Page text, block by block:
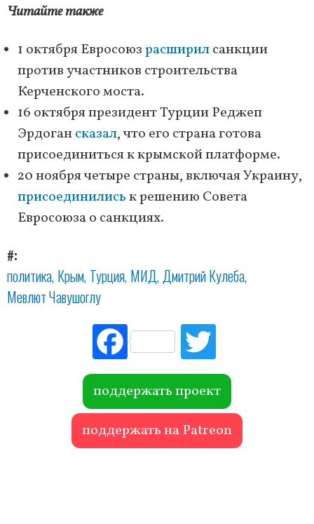
Читайте также
1 октября Евросоюзрасширилсанкции
против участников строительства
Керченского моста.
16 октября президент Турции Реджеп
Эрдогансказал, что его страна готова
присоединиться к крымской платформе.
20 ноября четыре страны, включая Украину,
присоединилиськ решению Совета
Евросоюза о санкциях.
#
политика Крым Турция МИД Дмитрий Кулеба
Мевлют Чавушоглу
Fac
ebo
ok r
поддержать проект
поддержать на Patreon